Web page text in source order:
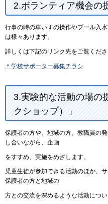
2.ボランティア機会の
行事の時の車いすの操作やプール入
は様々あります。
詳しくは下記のリンク先をご覧くださ
＊学校サポーター募集チラシ
3.実験的な活動の場の
クショップ）」
保護者の方や、地域の方、教職員の
し合いながら、企画
をすすめ、実施をめざします。
児童生徒が参加できる活動のほか、
保護者の方と地域の
方との交流を深めるような活動につい